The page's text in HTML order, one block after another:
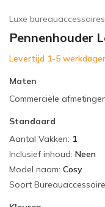
Luxe bureauaccessoires
Pennenhouder
Levertijd 1-5
Maten
Commerciële
Standaard
Aantal Vakken: 1
Inclusief inhoud: Neen
Model naam: Cosy
Soort